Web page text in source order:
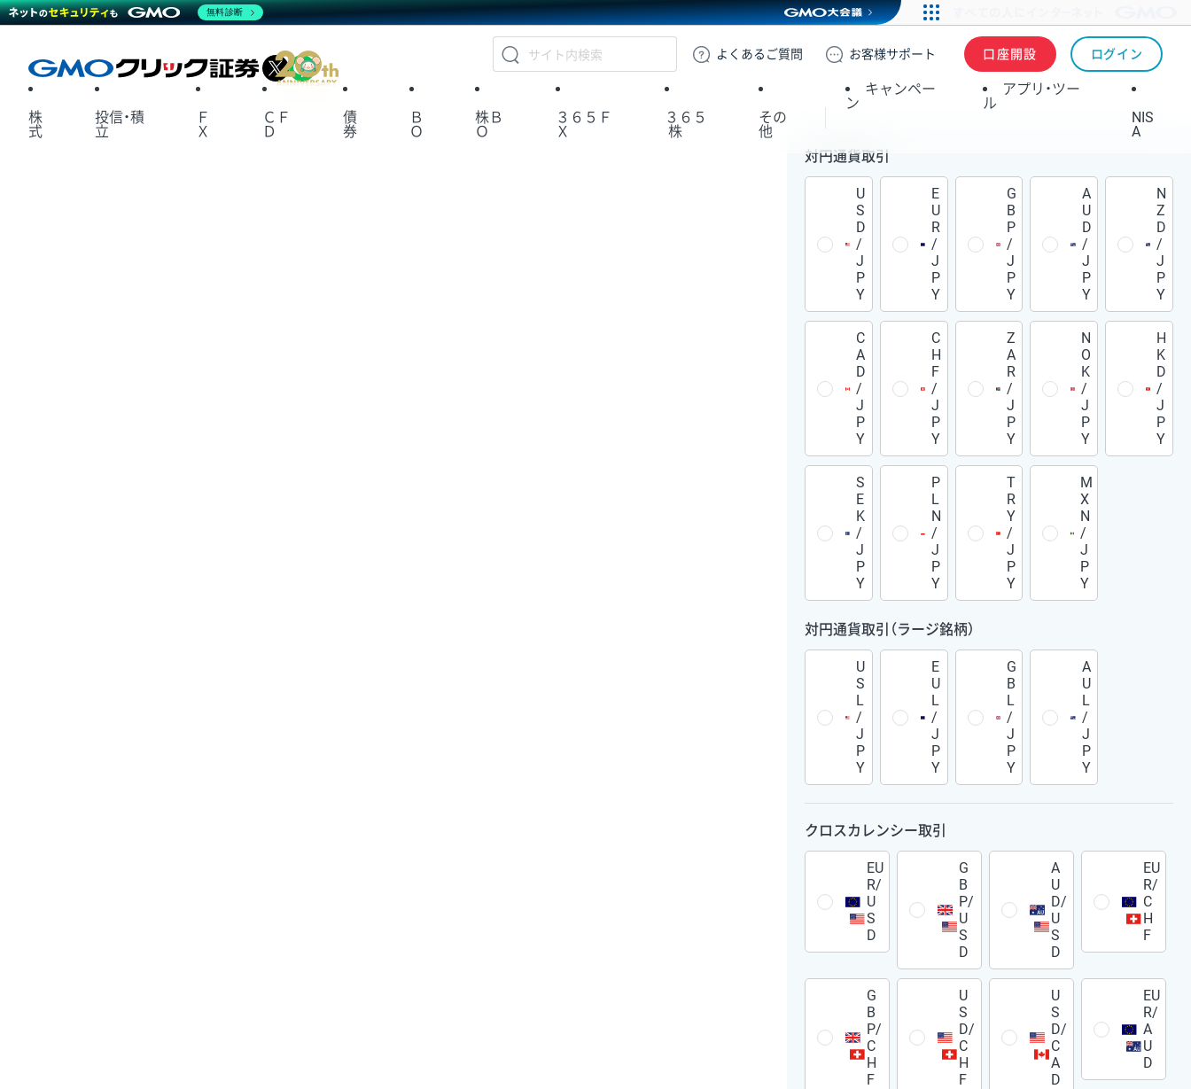
GMOクリック証券
よくある ご質問 お客様サポート 口座開設 ログイン
X
株
式
投信・積
立
Ｆ
Ｘ
ＣＦ
Ｄ
債
券
Ｂ
Ｏ
株Ｂ
Ｏ
３６５Ｆ
Ｘ
３６５
株
その
他
キャンペー
ン
アプリ・ツー
ル
NIS
A
対円通貨取引
U
S
D
/
J
P
Y
E
U
R
/
J
P
Y
G
B
P
/
J
P
Y
A
U
D
/
J
P
Y
N
Z
D
/
J
P
Y
C
A
D
/
J
P
Y
C
H
F
/
J
P
Y
Z
A
R
/
J
P
Y
N
O
K
/
J
P
Y
H
K
D
/
J
P
Y
S
E
K
/
J
P
Y
P
L
N
/
J
P
Y
T
R
Y
/
J
P
Y
M
X
N
/
J
P
Y
対円通貨取引（ラージ銘柄）
U
S
L
/
J
P
Y
E
U
L
/
J
P
Y
G
B
L
/
J
P
Y
A
U
L
/
J
P
Y
クロスカレンシー取引
EU
R/
U
S
D
G
B
P/
U
S
D
A
U
D/
U
S
D
EU
R/
C
H
F
G
B
P/
C
H
F
U
S
D/
C
H
F
U
S
D/
C
A
D
EU
R/
A
U
D
無料診断